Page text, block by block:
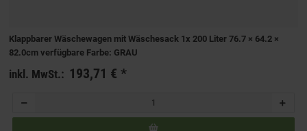
Klappbarer Wäschewagen mit Wäschesack 1x 200 Liter 76.7 × 64.2 ×
82.0cm verfügbare Farbe: GRAU
inkl. MwSt.: 193,71 €*